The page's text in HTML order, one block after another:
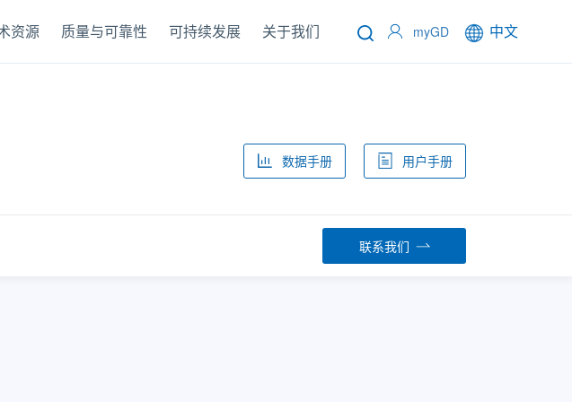
资源 质量与可靠性 可持续发展 关于我们 myGD 中文
数据手册 用户手册
联系我们